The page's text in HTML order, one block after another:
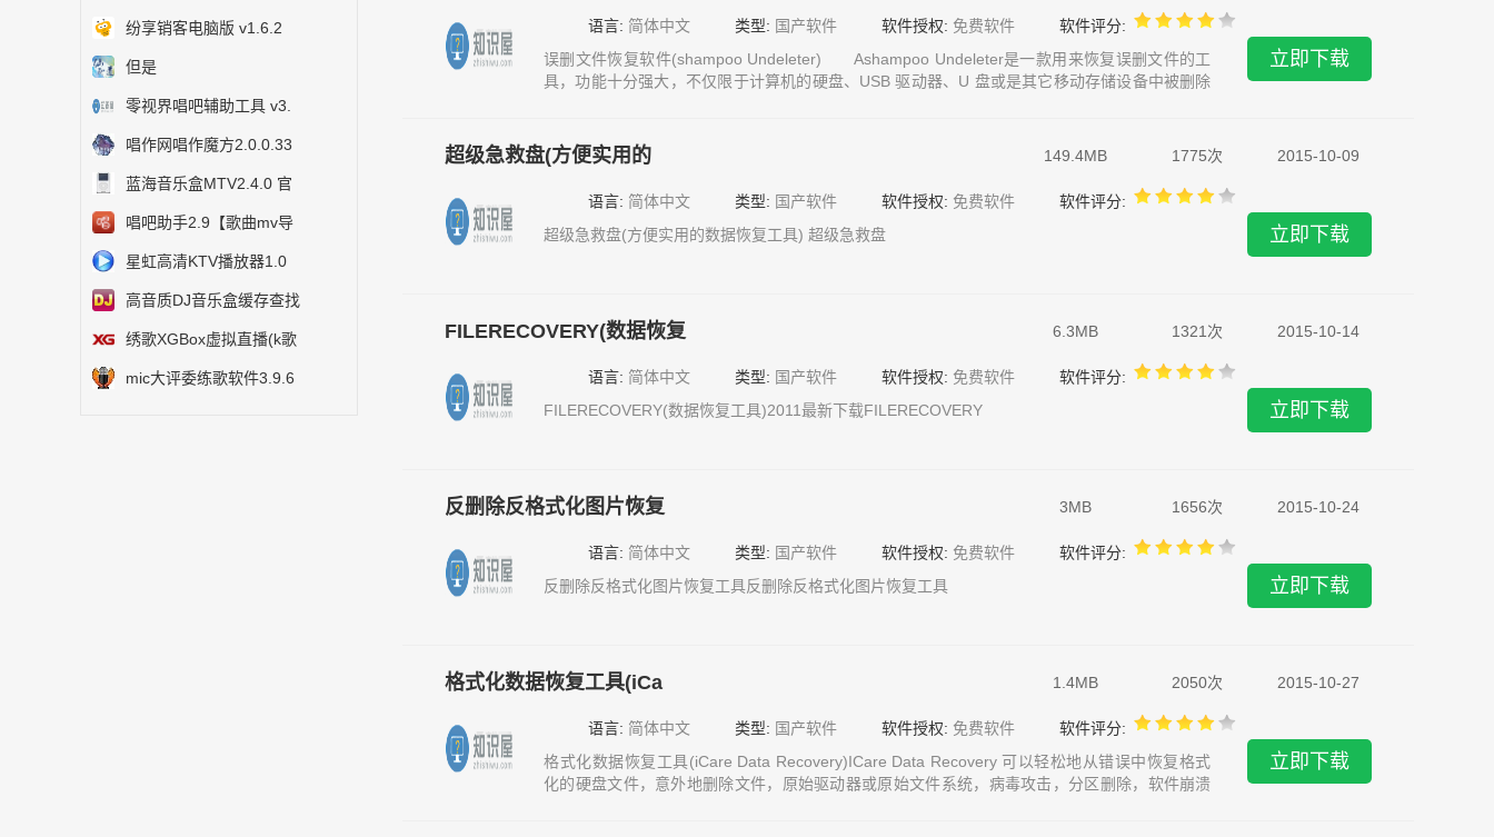
纷享销客电脑版 v1.6.2
但是
零视界唱吧辅助工具 v3.
唱作网唱作魔方2.0.0.33
蓝海音乐盒MTV2.4.0 官
唱吧助手2.9【歌曲mv导
星虹高清KTV播放器1.0
高音质DJ音乐盒缓存查找
绣歌XGBox虚拟直播(k歌
mic大评委练歌软件3.9.6
语言: 简体中文 类型: 国产软件 软件授权: 免费软件
软件评分:
误删文件恢复软件(shampoo Undeleter) Ashampoo Undeleter是一款用来恢复误删文件的工
具，功能十分强大，不仅限于计算机的硬盘、USB 驱动器、U 盘或是其它移动存储设备中被删除
立即下载
超级急救盘(方便实用的 149.4MB 1775次 2015-10-09
语言: 简体中文 类型: 国产软件 软件授权: 免费软件
软件评分:
超级急救盘(方便实用的数据恢复工具) 超级急救盘
立即下载
FILERECOVERY(数据恢复 6.3MB 1321次 2015-10-14
语言: 简体中文 类型: 国产软件 软件授权: 免费软件
软件评分:
FILERECOVERY(数据恢复工具)2011最新下载FILERECOVERY
立即下载
反删除反格式化图片恢复 3MB 1656次 2015-10-24
语言: 简体中文 类型: 国产软件 软件授权: 免费软件
软件评分:
反删除反格式化图片恢复工具反删除反格式化图片恢复工具
立即下载
格式化数据恢复工具(iCa 1.4MB 2050次 2015-10-27
语言: 简体中文 类型: 国产软件 软件授权: 免费软件
软件评分:
格式化数据恢复工具(iCare Data Recovery)ICare Data Recovery 可以轻松地从错误中恢复格式
化的硬盘文件，意外地删除文件，原始驱动器或原始文件系统，病毒攻击，分区删除，软件崩溃
立即下载